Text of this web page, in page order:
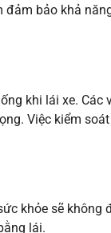
bảo khả
khi lái xe. Các
Việc kiểm
khỏe sẽ không
lái.